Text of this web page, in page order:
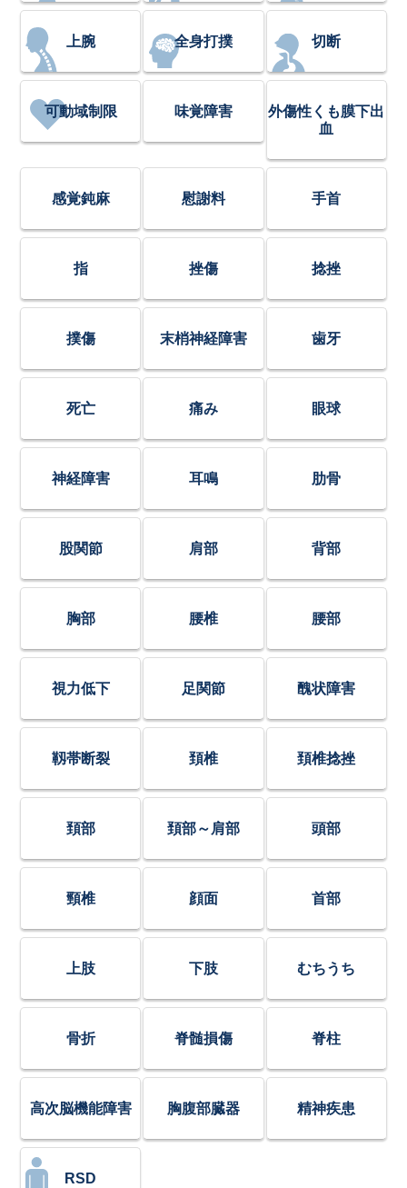
上腕 全身打撲 切断
可動域制限 味覚障害
外傷性くも膜下出
血
感覚鈍麻 慰謝料 手首
指 挫傷 捻挫
撲傷 末梢神経障害 歯牙
死亡 痛み 眼球
神経障害 耳鳴 肋骨
股関節 肩部 背部
胸部 腰椎 腰部
視力低下 足関節 醜状障害
靱帯断裂 頚椎 頚椎捻挫
頚部 頚部～肩部 頭部
頸椎 顔面 首部
上肢 下肢 むちうち
骨折 脊髄損傷 脊柱
高次脳機能障害 胸腹部臓器 精神疾患
RSD